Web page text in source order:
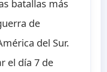
batallas más
de
del Sur.
el día 7 de